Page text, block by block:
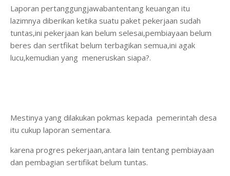
Laporan pertanggungjawabantentang keuangan itu
lazimnya diberikan ketika suatu paket pekerjaan sudah
tuntas,ini pekerjaan kan belum selesai,pembiayaan belum
beres dan sertfikat belum terbagikan semua,ini agak
lucu,kemudian yang meneruskan siapa?.
Mestinya yang dilakukan pokmas kepada pemerintah desa
itu cukup laporan sementara.
karena progres pekerjaan,antara lain tentang pembiayaan
dan pembagian sertifikat belum tuntas.